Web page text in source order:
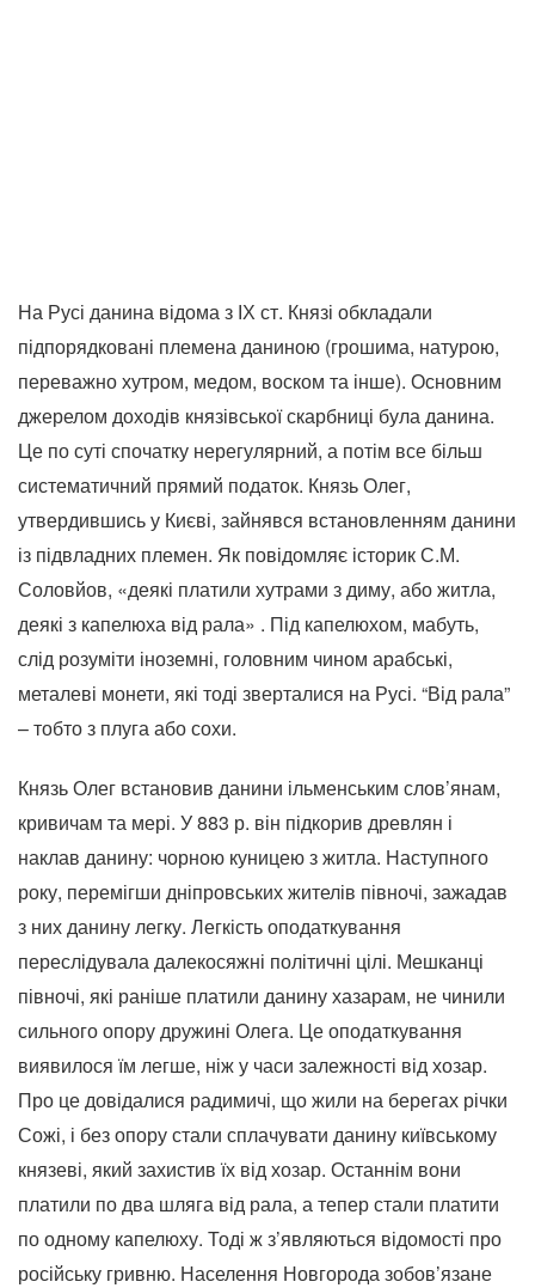
На Русі данина відома з ІХ ст. Князі обкладали
підпорядковані племена даниною (грошима, натурою,
переважно хутром, медом, воском та інше). Основним
джерелом доходів князівської скарбниці була данина.
Це по суті спочатку нерегулярний, а потім все більш
систематичний прямий податок. Князь Олег,
утвердившись у Києві, зайнявся встановленням данини
із підвладних племен. Як повідомляє історик С.М.
Соловйов, «деякі платили хутрами з диму, або житла,
деякі з капелюха від рала» . Під капелюхом, мабуть,
слід розуміти іноземні, головним чином арабські,
металеві монети, які тоді зверталися на Русі. “Від рала”
– тобто з плуга або сохи.
Князь Олег встановив данини ільменським слов’янам,
кривичам та мері. У 883 р. він підкорив древлян і
наклав данину: чорною куницею з житла. Наступного
року, перемігши дніпровських жителів півночі, зажадав
з них данину легку. Легкість оподаткування
переслідувала далекосяжні політичні цілі. Мешканці
півночі, які раніше платили данину хазарам, не чинили
сильного опору дружині Олега. Це оподаткування
виявилося їм легше, ніж у часи залежності від хозар.
Про це довідалися радимичі, що жили на берегах річки
Сожі, і без опору стали сплачувати данину київському
князеві, який захистив їх від хозар. Останнім вони
платили по два шляга від рала, а тепер стали платити
по одному капелюху. Тоді ж з’являються відомості про
російську гривню. Населення Новгорода зобов’язане